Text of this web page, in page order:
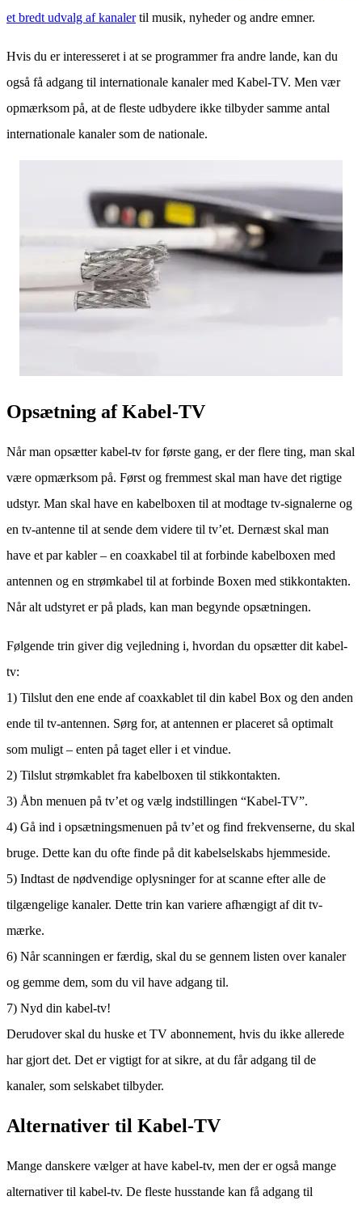
et bredt udvalg af kanalertil musik, nyheder og andre emner.
Hvis du er interesseret i at se programmer fra andre lande, kan du
også få adgang til internationale kanaler med Kabel-TV. Men vær
opmærksom på, at de fleste udbydere ikke tilbyder samme antal
internationale kanaler som de nationale.
Opsætning af Kabel-TV
Når man opsætter kabel-tv for første gang, er der flere ting, man skal
være opmærksom på. Først og fremmest skal man have det rigtige
udstyr. Man skal have en kabelboxen til at modtage tv-signalerne og
en tv-antenne til at sende dem videre til tv’et. Dernæst skal man
have et par kabler – en coaxkabel til at forbinde kabelboxen med
antennen og en strømkabel til at forbinde Boxen med stikkontakten.
Når alt udstyret er på plads, kan man begynde opsætningen.
Følgende trin giver dig vejledning i, hvordan du opsætter dit kabel-
tv:
1) Tilslut den ene ende af coaxkablet til din kabel Box og den anden
ende til tv-antennen. Sørg for, at antennen er placeret så optimalt
som muligt – enten på taget eller i et vindue.
2) Tilslut strømkablet fra kabelboxen til stikkontakten.
3) Åbn menuen på tv’et og vælg indstillingen “Kabel-TV”.
4) Gå ind i opsætningsmenuen på tv’et og find frekvenserne, du skal
bruge. Dette kan du ofte finde på dit kabelselskabs hjemmeside.
5) Indtast de nødvendige oplysninger for at scanne efter alle de
tilgængelige kanaler. Dette trin kan variere afhængigt af dit tv-
mærke.
6) Når scanningen er færdig, skal du se gennem listen over kanaler
og gemme dem, som du vil have adgang til.
7) Nyd din kabel-tv!
Derudover skal du huske et TV abonnement, hvis du ikke allerede
har gjort det. Det er vigtigt for at sikre, at du får adgang til de
kanaler, som selskabet tilbyder.
Alternativer til Kabel-TV
Mange danskere vælger at have kabel-tv, men der er også mange
alternativer til kabel-tv. De fleste husstande kan få adgang til